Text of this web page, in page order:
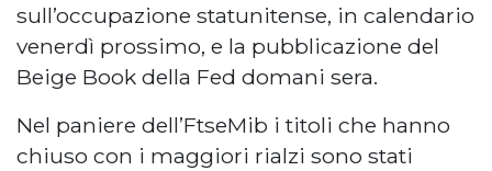
sull’occupazione statunitense, in calendario
venerdì prossimo, e la pubblicazione del
Beige Book della Fed domani sera.
Nel paniere dell’FtseMib i titoli che hanno
chiuso con i maggiori rialzi sono stati